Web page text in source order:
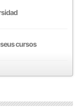
cursos